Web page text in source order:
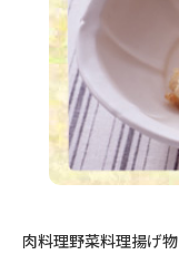
肉料理野菜料理揚げ物